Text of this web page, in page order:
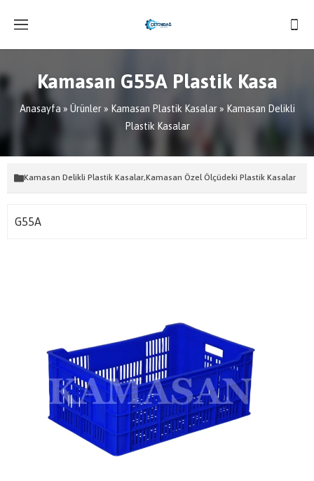
Kamasan G55A Plastik Kasa
Anasayfa » Ürünler» Kamasan Plastik Kasalar» Kamasan Delikli
Plastik Kasalar
Kamasan Delikli Plastik Kasalar,Kamasan Özel Ölçüdeki Plastik Kasalar
G55A